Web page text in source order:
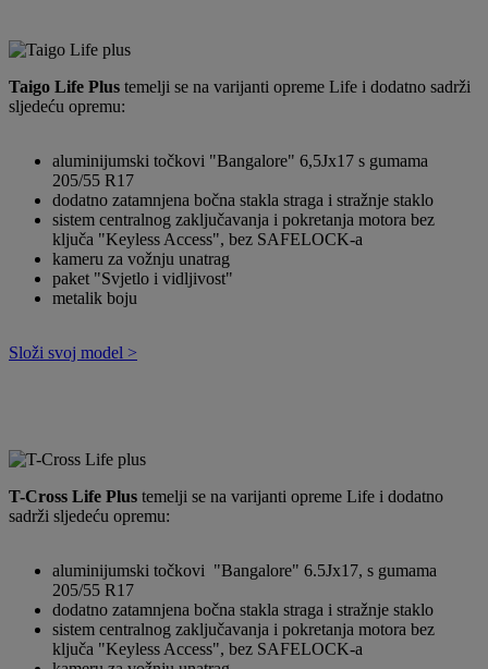
Taigo Life Plus temelji se na varijanti opreme Life i dodatno sadrži
sljedeću opremu:
aluminijumski točkovi "Bangalore" 6,5Jx17 s gumama
205/55 R17
dodatno zatamnjena bočna stakla straga i stražnje staklo
sistem centralnog zaključavanja i pokretanja motora bez
ključa "Keyless Access", bez SAFELOCK-a
kameru za vožnju unatrag
paket "Svjetlo i vidljivost"
metalik boju
Složi svoj model >
T-Cross Life Plus temelji se na varijanti opreme Life i dodatno
sadrži sljedeću opremu:
aluminijumski točkovi "Bangalore" 6.5Jx17, s gumama
205/55 R17
dodatno zatamnjena bočna stakla straga i stražnje staklo
sistem centralnog zaključavanja i pokretanja motora bez
ključa "Keyless Access", bez SAFELOCK-a